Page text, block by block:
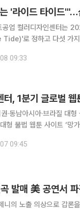
'라이드 타이드
공업 컬러디자인센터는
로 정하고 다섯 가지 컬러를 선정
드 블루(Pond Blue),
09:33
터, 1분기 글로벌
·동남아시아·브라질 대
웹툰 사이트 ‘망가쿠’ 7일 만에 폐쇄 성
09:45
발매 美 공연서
출 의상으로 갑론을박이 이어지고 있다. 제